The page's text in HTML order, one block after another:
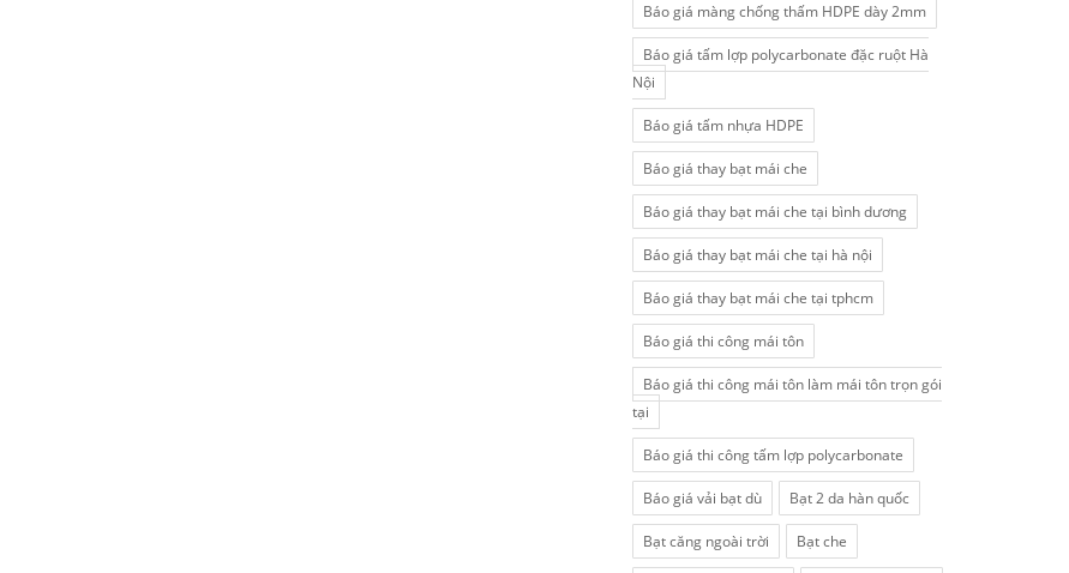
Báo giá màng chống thấm HDPE dày 2mm
Báo giá tấm lợp polycarbonate đặc ruột Hà
Nội
Báo giá tấm nhựa HDPE
Báo giá thay bạt mái che
Báo giá thay bạt mái che tại bình dương
Báo giá thay bạt mái che tại hà nội
Báo giá thay bạt mái che tại tphcm
Báo giá thi công mái tôn
Báo giá thi công mái tôn làm mái tôn trọn gói
tại
Báo giá thi công tấm lợp polycarbonate
Báo giá vải bạt dù Bạt 2 da hàn quốc
Bạt căng ngoài trời Bạt che